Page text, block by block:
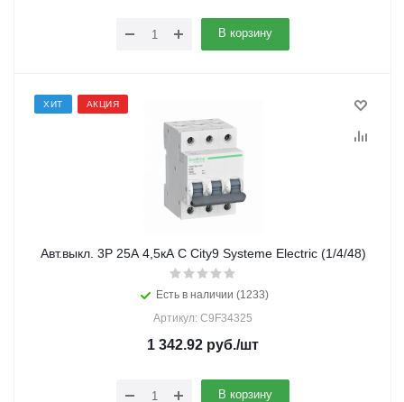
В корзину
ХИТ АКЦИЯ
Авт.выкл. 3Р 25А 4,5кА С City9 Systeme Electric (1/4/48)
Есть в наличии (1233)
Артикул: C9F34325
1 342.92 руб./шт
В корзину